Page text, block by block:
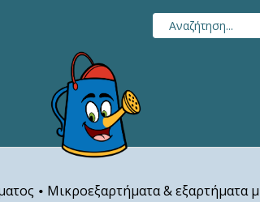
• Μικροεξαρτήματα & εξαρτήματα